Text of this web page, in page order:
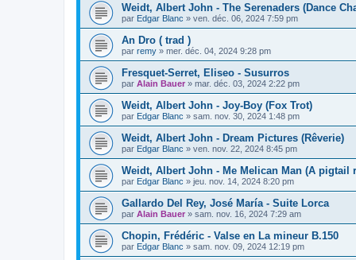
Weidt, Albert John - The Serenaders (Dance
par Edgar Blanc » ven. déc. 06, 2024 7:59 pm
An Dro ( trad )
par remy » mer. déc. 04, 2024 9:28 pm
Fresquet-Serret, Eliseo - Susurros
par Alain Bauer » mar. déc. 03, 2024 2:22 pm
Weidt, Albert John - Joy-Boy (Fox Trot)
par Edgar Blanc » sam. nov. 30, 2024 1:48 pm
Weidt, Albert John - Dream Pictures (Rêverie)
par Edgar Blanc » ven. nov. 22, 2024 8:45 pm
Weidt, Albert John - Me Melican Man (A pigtail
par Edgar Blanc » jeu. nov. 14, 2024 8:20 pm
Gallardo Del Rey, José María - Suite Lorca
par Alain Bauer » sam. nov. 16, 2024 7:29 am
Chopin, Frédéric - Valse en La mineur B.150
par Edgar Blanc » sam. nov. 09, 2024 12:19 pm